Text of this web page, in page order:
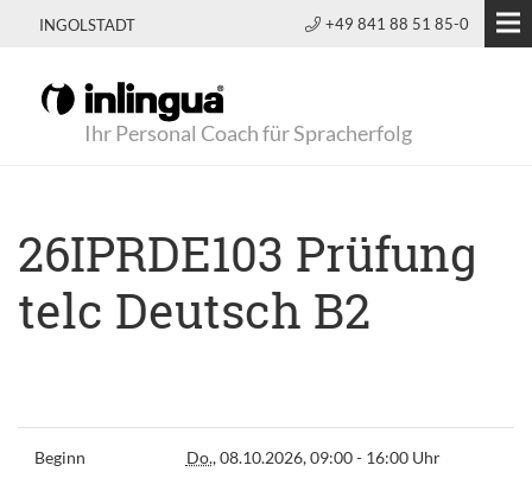
INGOLSTADT +49 841 88 51 85-0
Ihr Personal Coach für Spracherfolg
26IPRDE103 Prüfung
telc Deutsch B2
Beginn Do., 08.10.2026, 09:00 - 16:00 Uhr